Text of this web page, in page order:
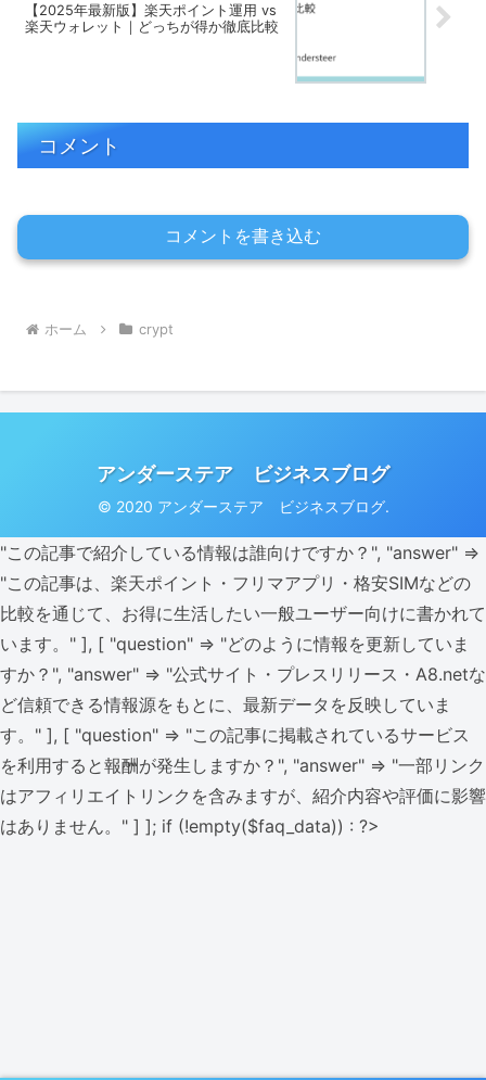
【2025年最新版】楽天ポイント運用 vs
楽天ウォレット｜どっちが得か徹底比較
コメント
コメントを書き込む
ホーム crypt
アンダーステア ビジネスブログ
© 2020 アンダーステア ビジネスブログ.
"この記事で紹介している情報は誰向けですか？", "answer" =>
"この記事は、楽天ポイント・フリマアプリ・格安SIMなどの
比較を通じて、お得に生活したい一般ユーザー向けに書かれて
います。" ], [ "question" => "どのように情報を更新していま
すか？", "answer" => "公式サイト・プレスリリース・A8.netな
ど信頼できる情報源をもとに、最新データを反映していま
す。" ], [ "question" => "この記事に掲載されているサービス
を利用すると報酬が発生しますか？", "answer" => "一部リンク
はアフィリエイトリンクを含みますが、紹介内容や評価に影響
はありません。" ] ]; if (!empty($faq_data)) : ?>